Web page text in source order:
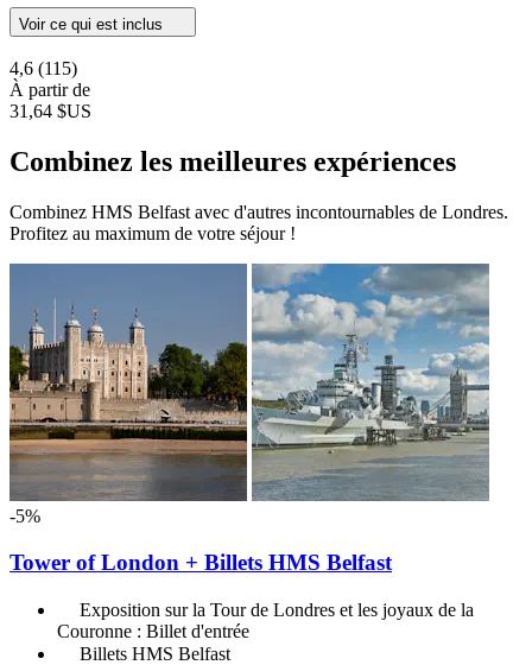
Voir ce qui est inclus
4,6 (115)
À partir de
31,64 $US
Combinez les meilleures expériences
Combinez HMS Belfast avec d'autres incontournables de Londres.
Profitez au maximum de votre séjour !
-5%
Tower of London + Billets HMS Belfast
Exposition sur la Tour de Londres et les joyaux de la
Couronne : Billet d'entrée
Billets HMS Belfast